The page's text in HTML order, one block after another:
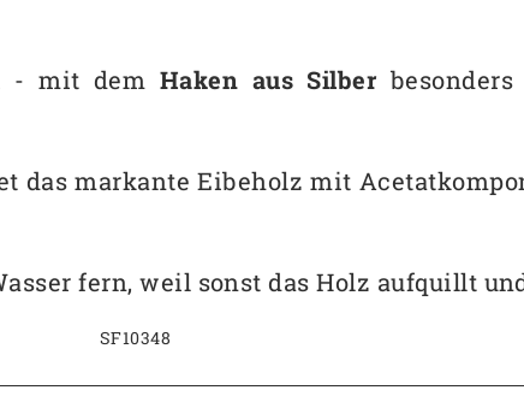
- mit dem Haken aus Silber
das markante Eibeholz mit
fern, weil sonst das Holz aufquillt
SF10348